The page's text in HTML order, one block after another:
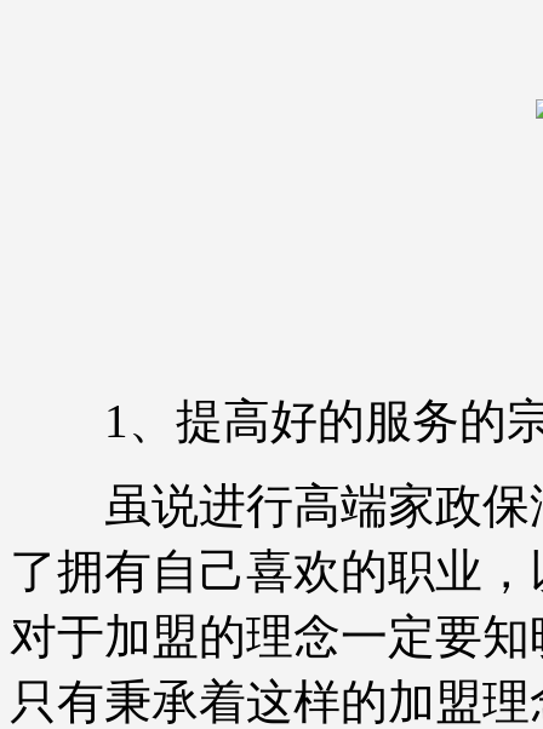
1、提高好的服务的
虽说进行高端家政保
了拥有自己喜欢的职业
对于加盟的理念一定要
只有秉承着这样的加盟